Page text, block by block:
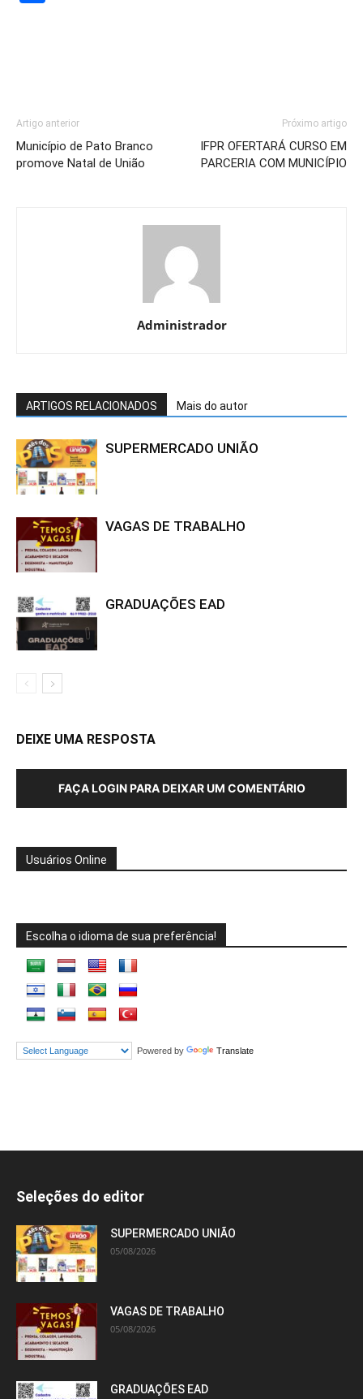
Artigo anterior
Município de Pato Branco
promove Natal de União
Próximo artigo
IFPR OFERTARÁ CURSO EM
PARCERIA COM MUNICÍPIO
Administrador
ARTIGOS RELACIONADOS Mais do autor
SUPERMERCADO UNIÃO
VAGAS DE TRABALHO
GRADUAÇÕES EAD
DEIXE UMA RESPOSTA
FAÇA LOGIN PARA DEIXAR UM COMENTÁRIO
Usuários Online
Escolha o idioma de sua preferência!
Powered by Translate
Seleções do editor
SUPERMERCADO UNIÃO
05/08/2026
VAGAS DE TRABALHO
05/08/2026
GRADUAÇÕES EAD